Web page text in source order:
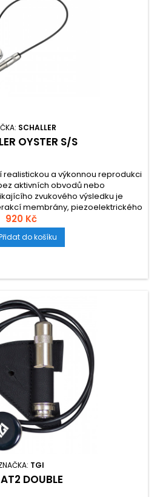
SCHALLER
OYSTER S/S
realistickou a výkonnou reprodukci
aktivních obvodů nebo
zvukového výsledku je
membrány, piezoelektrického
gelu. Všechny modely Oyster
lepicí fólií, případně
podložkou, která...
920 Kč
do košíku
TGI
DOUBLE